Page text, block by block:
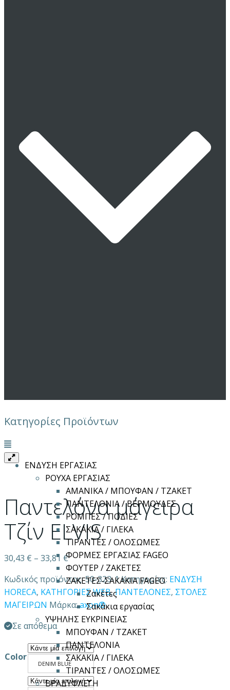
Κατηγορίες Προϊόντων
Μενού
ΕΝΔΥΣΗ ΕΡΓΑΣΙΑΣ
ΡΟΥΧΑ ΕΡΓΑΣΙΑΣ
ΑΜΑΝΙΚΑ / ΜΠΟΥΦΑΝ / ΤΖΑΚΕΤ
ΠΑΝΤΕΛΟΝΙΑ / ΒΕΡΜΟΥΔΕΣ
ΡΟΜΠΕΣ / ΠΟΔΙΕΣ
ΣΑΚΑΚΙΑ / ΓΙΛΕΚΑ
ΤΙΡΑΝΤΕΣ / ΟΛΟΣΩΜΕΣ
ΦΟΡΜΕΣ ΕΡΓΑΣΙΑΣ FAGEO
ΦΟΥΤΕΡ / ΖΑΚΕΤΕΣ
ΖΑΚΕΤΕΣ-ΣΑΚΑΚΙΑ FAGEO
Ζακέτες
Σακάκια εργασίας
ΥΨΗΛΗΣ ΕΥΚΡΙΝΕΙΑΣ
ΜΠΟΥΦΑΝ / ΤΖΑΚΕΤ
ΠΑΝΤΕΛΟΝΙΑ
ΣΑΚΑΚΙΑ / ΓΙΛΕΚΑ
ΤΙΡΑΝΤΕΣ / ΟΛΟΣΩΜΕΣ
ΒΡΑΔΥΦΛΕΓΗ
Παντελόνα μάγειρα
Τζίν ELVIS
30,43 € – 33,81 €
Κωδικός προϊόντος:50-323-1Κατηγορίες: ΕΝΔΥΣΗ
HORECA, ΚΑΤΗΓΟΡΙΕΣ WEB,ΠΑΝΤΕΛΟΝΕΣ, ΣΤΟΛΕΣ
ΜΑΓΕΙΡΩΝ Μάρκα:axon®
Σε απόθεμα
Color
DENIM BLUE